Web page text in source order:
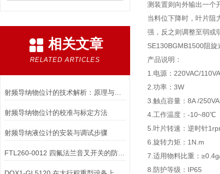
相关文章
RELATED ARTICLES
射频导纳物位计的技术解析：原理与应用
射频导纳物位计的校准与标定方法
射频导纳液位计的安装与调试步骤
FTL260-0012 四氟法兰音叉开关的防涡流配件有何作用？
测装置则向外输出一个
当料位下降时，叶片阻
强，反之则调整至弱或
SE130BGMB1500阻
产品说明：
1.电源：220VAC/
2.功率：3W
3.触点容量：8A /
4.工作温度：-10~80℃
5.叶片转速：逆时针
6.旋转力矩：1N.m
7.适用物料比重：
8.防护等级：IP65